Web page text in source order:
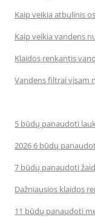
Kaip veikia atbulinis
Kaip veikia vandens
Klaidos renkantis
Vandens filtrai visam
5 būdų panaudoti
2026 6 būdų
7 būdų panaudoti
Dažniausios klaidos
11 būdų panaudoti